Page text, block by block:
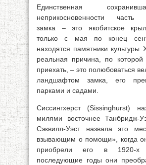
Единственная
неприкосновенности часть
замка – это якобитское
только с мая по конец
находятся памятники культуры
реальная причина, по
приехать, – это полюбоваться
ландшафтом замка, его
парками и садами.
Сиссингхерст (Sissinghurst)
милями восточнее Танбридж-
Сэквилл-Уэст назвала это
взывающим о помощи», когда
приобрели его в 1920-
последующие годы они